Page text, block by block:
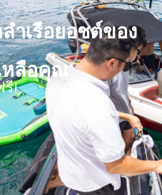
ำเรือยอชต์ของ
หลือคุณ
รี!